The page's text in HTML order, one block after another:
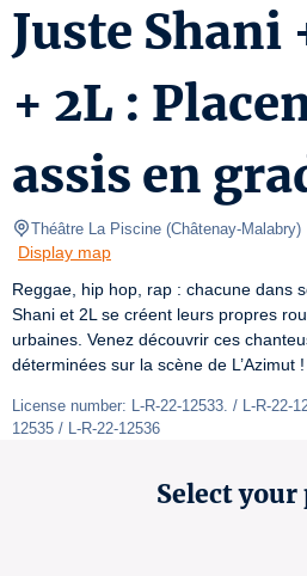
Juste Shani
+ 2L :
assis en
Théâtre La Piscine (Châtenay-Malabry)
Display map
Reggae, hip hop, rap : chacune dans
Shani et 2L se créent leurs propres
urbaines. Venez découvrir ces
déterminées sur la scène de L’Azimut !
License number: L-R-22-12533. / L-R-22-
12535 / L-R-22-12536
Select your